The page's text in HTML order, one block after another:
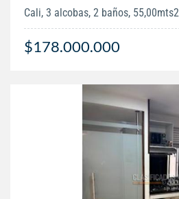
Cali, 3 alcobas, 2 baños, 55,00mts2
$178.000.000